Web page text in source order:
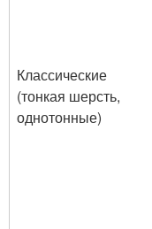
Классические
(тонкая шерсть,
однотонные)